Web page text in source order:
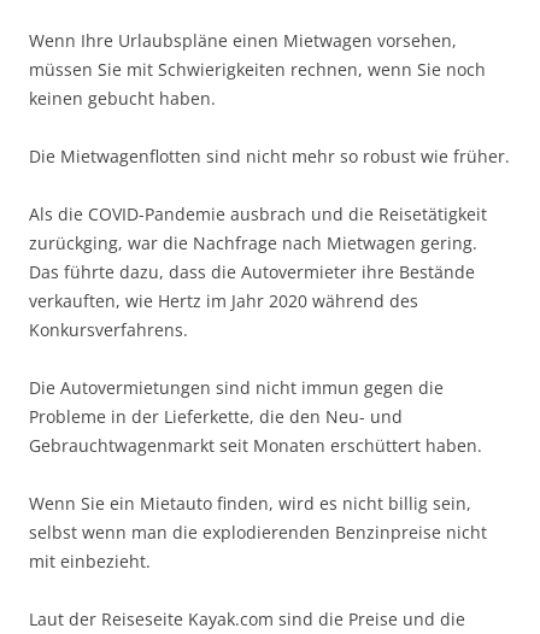
Wenn Ihre Urlaubspläne einen Mietwagen vorsehen,
müssen Sie mit Schwierigkeiten rechnen, wenn Sie noch
keinen gebucht haben.
Die Mietwagenflotten sind nicht mehr so robust wie früher.
Als die COVID-Pandemie ausbrach und die Reisetätigkeit
zurückging, war die Nachfrage nach Mietwagen gering.
Das führte dazu, dass die Autovermieter ihre Bestände
verkauften, wie Hertz im Jahr 2020 während des
Konkursverfahrens.
Die Autovermietungen sind nicht immun gegen die
Probleme in der Lieferkette, die den Neu- und
Gebrauchtwagenmarkt seit Monaten erschüttert haben.
Wenn Sie ein Mietauto finden, wird es nicht billig sein,
selbst wenn man die explodierenden Benzinpreise nicht
mit einbezieht.
Laut der Reiseseite Kayak.com sind die Preise und die